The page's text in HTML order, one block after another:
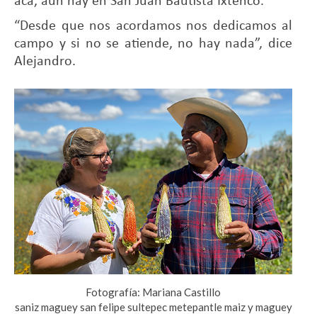
“Desde que nos acordamos nos dedicamos al
campo y si no se atiende, no hay nada”, dice
Alejandro.
Fotografía: Mariana Castillo
saniz maguey san felipe sultepec metepantle maiz y maguey